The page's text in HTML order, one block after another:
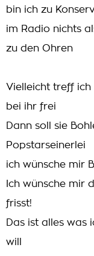
bin ich zu
im Radio nichts
zu den Ohren
Vielleicht treff ich
bei ihr frei
Dann soll sie
Popstarseinerlei
ich wünsche mir
Ich wünsche mir
frisst!
Das ist alles was
will